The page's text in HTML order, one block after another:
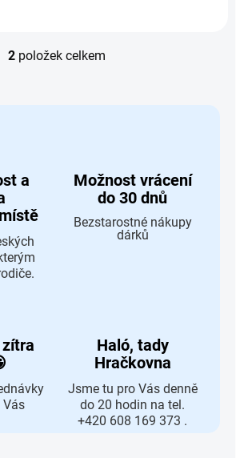
Ovládací prvky výpisu
2 položek celkem
a
Možnost vrácení
do 30 dnů
Bezstarostné nákupy
dárků
Vás
Haló, tady
Hračkovna
Jsme tu pro Vás denně
do 20 hodin na tel.
+420 608 169 373 .